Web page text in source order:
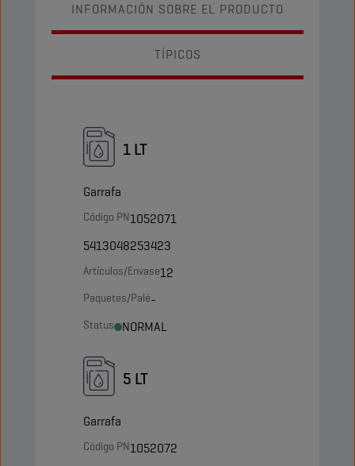
INFORMACIÓN SOBRE EL PRODUCTO
TÍPICOS
1 LT
Garrafa
Código PN1052071
5413048253423
Artículos/Envase12
Paquetes/Palé-
Status NORMAL
5 LT
Garrafa
Código PN1052072